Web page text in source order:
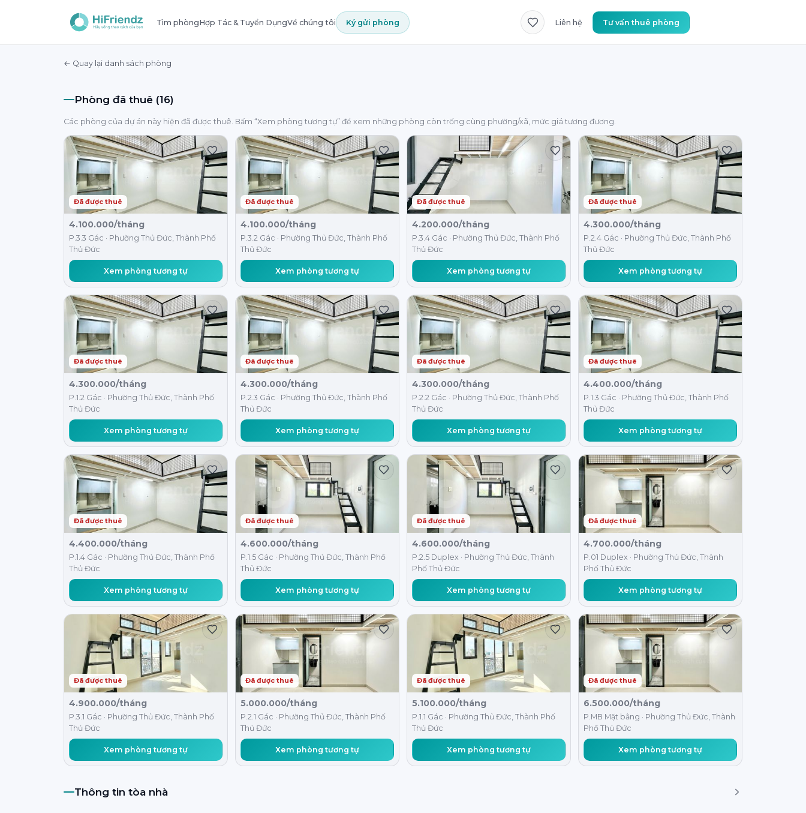
Tìm phòngHợp Tác & Tuyển DụngVề chúng tôi Ký gửi phòng Liên hệ Tư vấn thuê phòng
← Quay lại danh sách phòng
Phòng đã thuê (16)
Các phòng của dự án này hiện đã được thuê. Bấm “Xem phòng tương tự” để xem những phòng còn trống cùng phường/xã, mức giá tương đương.
Đã được thuê
4.100.000/tháng
P.3.3 Gác · Phường Thủ Đức, Thành Phố
Thủ Đức
Xem phòng tương tự
Đã được thuê
4.100.000/tháng
P.3.2 Gác · Phường Thủ Đức, Thành Phố
Thủ Đức
Xem phòng tương tự
Đã được thuê
4.200.000/tháng
P.3.4 Gác · Phường Thủ Đức, Thành Phố
Thủ Đức
Xem phòng tương tự
Đã được thuê
4.300.000/tháng
P.2.4 Gác · Phường Thủ Đức, Thành Phố
Thủ Đức
Xem phòng tương tự
Đã được thuê
4.300.000/tháng
P.1.2 Gác · Phường Thủ Đức, Thành Phố
Thủ Đức
Xem phòng tương tự
Đã được thuê
4.300.000/tháng
P.2.3 Gác · Phường Thủ Đức, Thành Phố
Thủ Đức
Xem phòng tương tự
Đã được thuê
4.300.000/tháng
P.2.2 Gác · Phường Thủ Đức, Thành Phố
Thủ Đức
Xem phòng tương tự
Đã được thuê
4.400.000/tháng
P.1.3 Gác · Phường Thủ Đức, Thành Phố
Thủ Đức
Xem phòng tương tự
Đã được thuê
4.400.000/tháng
P.1.4 Gác · Phường Thủ Đức, Thành Phố
Thủ Đức
Xem phòng tương tự
Đã được thuê
4.600.000/tháng
P.1.5 Gác · Phường Thủ Đức, Thành Phố
Thủ Đức
Xem phòng tương tự
Đã được thuê
4.600.000/tháng
P.2.5 Duplex · Phường Thủ Đức, Thành
Phố Thủ Đức
Xem phòng tương tự
Đã được thuê
4.700.000/tháng
P.01 Duplex · Phường Thủ Đức, Thành
Phố Thủ Đức
Xem phòng tương tự
Đã được thuê
4.900.000/tháng
P.3.1 Gác · Phường Thủ Đức, Thành Phố
Thủ Đức
Xem phòng tương tự
Đã được thuê
5.000.000/tháng
P.2.1 Gác · Phường Thủ Đức, Thành Phố
Thủ Đức
Xem phòng tương tự
Đã được thuê
5.100.000/tháng
P.1.1 Gác · Phường Thủ Đức, Thành Phố
Thủ Đức
Xem phòng tương tự
Đã được thuê
6.500.000/tháng
P.MB Mặt bằng · Phường Thủ Đức, Thành
Phố Thủ Đức
Xem phòng tương tự
Thông tin tòa nhà